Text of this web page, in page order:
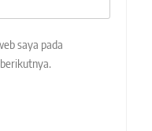
saya pada